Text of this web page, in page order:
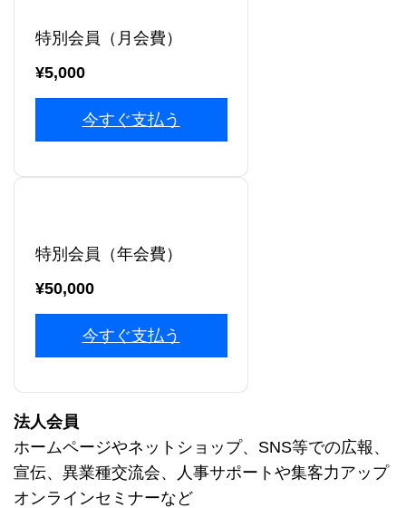
特別会員（月会費）
¥5,000
今すぐ支払う
特別会員（年会費）
¥50,000
今すぐ支払う
法人会員
ホームページやネットショップ、SNS等での広報、
宣伝、異業種交流会、人事サポートや集客力アップ
オンラインセミナーなど